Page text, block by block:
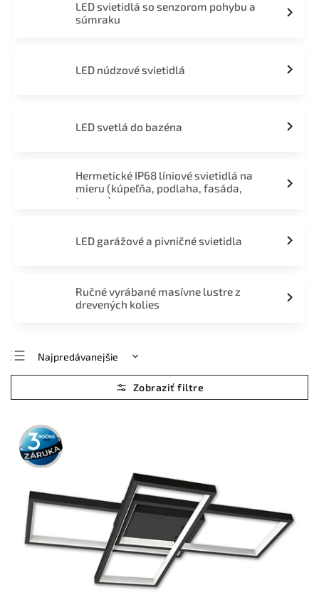
LED svietidlá so senzorom pohybu a
súmraku
LED núdzové svietidlá
LED svetlá do bazéna
Hermetické IP68 líniové svietidlá na
mieru (kúpeľňa, podlaha, fasáda,
terasa)
LED garážové a pivničné svietidla
Ručné vyrábané masívne lustre z
drevených kolies
Najpredávanejšie
Najlacnejšie
Najdrahšie
Abecedne
3 roky
záruka